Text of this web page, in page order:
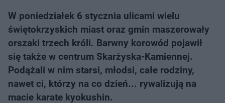
W poniedziałek 6 stycznia ulicami wielu
świętokrzyskich miast oraz gmin maszerowały
orszaki trzech króli. Barwny korowód pojawił
się także w centrum Skarżyska-Kamiennej.
Podążali w nim starsi, młodsi, całe rodziny,
nawet ci, którzy na co dzień... rywalizują na
macie karate kyokushin.